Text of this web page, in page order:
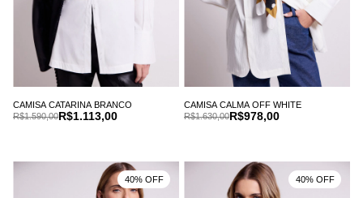
CAMISA CATARINA BRANCO
R$1.113,00
R$1.590,00
CAMISA CALMA OFF WHITE
R$978,00
R$1.630,00
40% OFF 40% OFF